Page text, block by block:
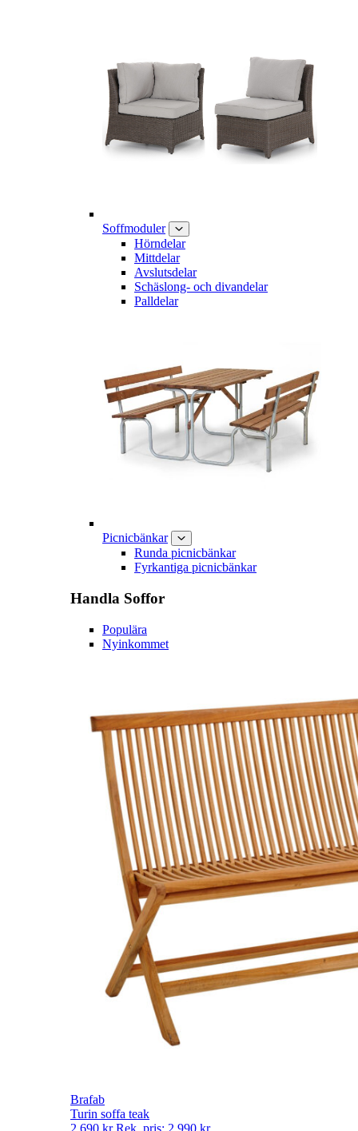
Soffmoduler
Hörndelar
Mittdelar
Avslutsdelar
Schäslong- och divandelar
Palldelar
Picnicbänkar
Runda picnicbänkar
Fyrkantiga picnicbänkar
Handla Soffor
Populära
Nyinkommet
Brafab
Turin soffa teak
2 690 kr Rek. pris: 2 990 kr